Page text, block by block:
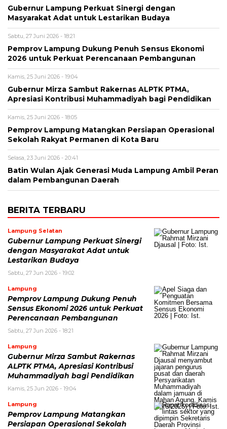
Gubernur Lampung Perkuat Sinergi dengan
Masyarakat Adat untuk Lestarikan Budaya
Sabtu, 27 Juni 2026 - 18:21
Pemprov Lampung Dukung Penuh Sensus Ekonomi
2026 untuk Perkuat Perencanaan Pembangunan
Kamis, 25 Juni 2026 - 19:04
Gubernur Mirza Sambut Rakernas ALPTK PTMA,
Apresiasi Kontribusi Muhammadiyah bagi Pendidikan
Kamis, 25 Juni 2026 - 18:05
Pemprov Lampung Matangkan Persiapan Operasional
Sekolah Rakyat Permanen di Kota Baru
Selasa, 23 Juni 2026 - 20:41
Batin Wulan Ajak Generasi Muda Lampung Ambil Peran
dalam Pembangunan Daerah
BERITA TERBARU
Lampung Selatan
Gubernur Lampung Perkuat Sinergi
dengan Masyarakat Adat untuk
Lestarikan Budaya
Sabtu, 27 Jun 2026 - 19:02
Lampung
Pemprov Lampung Dukung Penuh
Sensus Ekonomi 2026 untuk Perkuat
Perencanaan Pembangunan
Sabtu, 27 Jun 2026 - 18:21
Lampung
Gubernur Mirza Sambut Rakernas
ALPTK PTMA, Apresiasi Kontribusi
Muhammadiyah bagi Pendidikan
Kamis, 25 Jun 2026 - 19:04
Lampung
Pemprov Lampung Matangkan
Persiapan Operasional Sekolah